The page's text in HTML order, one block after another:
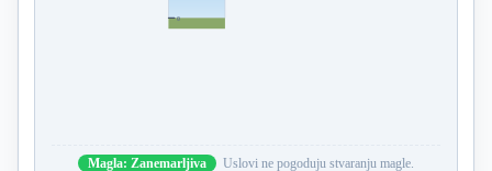
0
Magla: Zanemarljiva Uslovi ne pogoduju stvaranju magle.